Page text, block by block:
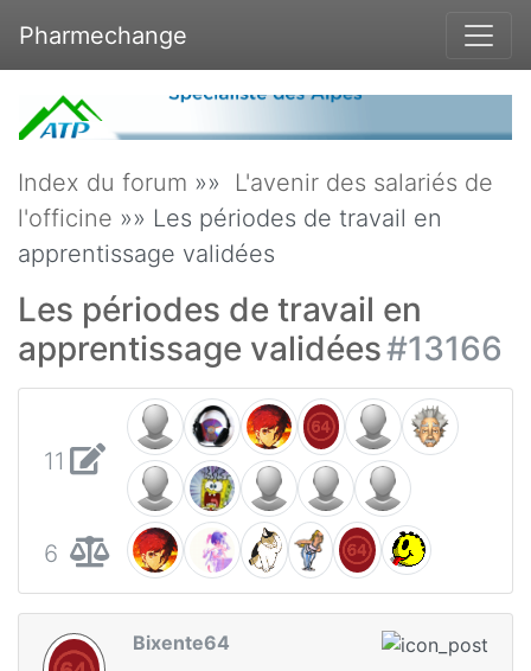
Pharmechange
Index du forum »» L'avenir des salariés de
l'officine »» Les périodes de travail en
apprentissage validées
Les périodes de travail en
apprentissage validées#13166
11
6
Bixente64